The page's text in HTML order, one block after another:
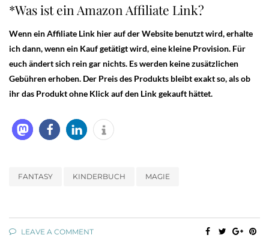
*Was ist ein Amazon Affiliate Link?
Wenn ein Affiliate Link hier auf der Website benutzt wird, erhalte
ich dann, wenn ein Kauf getätigt wird, eine kleine Provision. Für
euch ändert sich rein gar nichts. Es werden keine zusätzlichen
Gebühren erhoben. Der Preis des Produkts bleibt exakt so, als ob
ihr das Produkt ohne Klick auf den Link gekauft hättet.
FANTASY KINDERBUCH MAGIE
LEAVE A COMMENT